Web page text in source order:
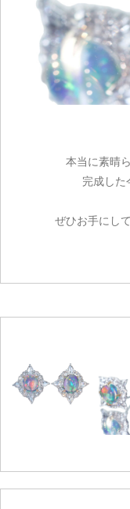
本当に素晴
完成した
ぜひお手にし